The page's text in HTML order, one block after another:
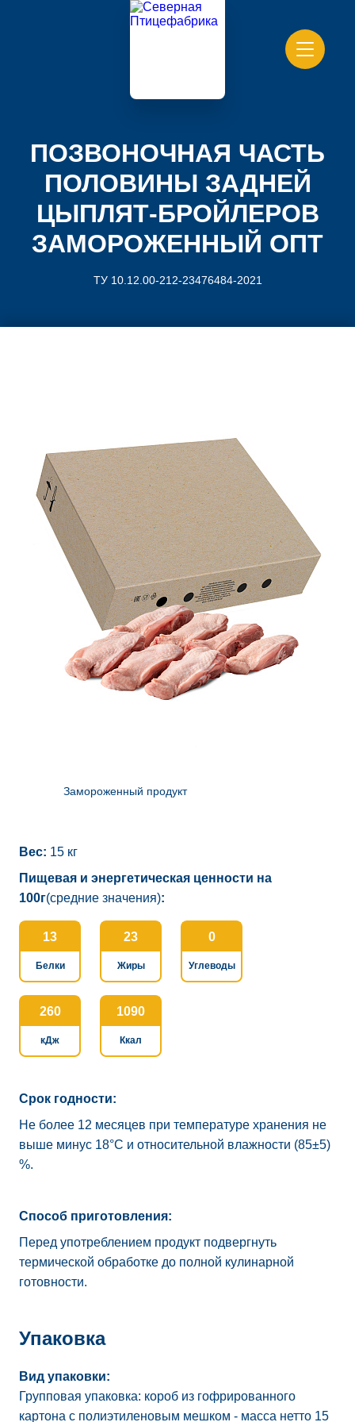
ПОЗВОНОЧНАЯ ЧАСТЬ
ПОЛОВИНЫ ЗАДНЕЙ
ЦЫПЛЯТ-БРОЙЛЕРОВ
ЗАМОРОЖЕННЫЙ ОПТ
ТУ 10.12.00-212-23476484-2021
Замороженный продукт
Вес: 15 кг
Пищевая и энергетическая ценности на
100г(средние значения):
13
Белки
23
Жиры
0
Углеводы
260
кДж
1090
Ккал
Срок годности:
Не более 12 месяцев при температуре хранения не
выше минус 18°C и относительной влажности (85±5)
%.
Способ приготовления:
Перед употреблением продукт подвергнуть
термической обработке до полной кулинарной
готовности.
Упаковка
Вид упаковки:
Групповая упаковка: короб из гофрированного
картона с полиэтиленовым мешком - масса нетто 15